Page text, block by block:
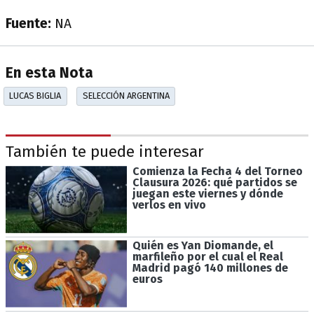
Fuente: NA
En esta Nota
LUCAS BIGLIA SELECCIÓN ARGENTINA
También te puede interesar
Comienza la Fecha 4 del Torneo
Clausura 2026: qué partidos se
juegan este viernes y dónde
verlos en vivo
Quién es Yan Diomande, el
marfileño por el cual el Real
Madrid pagó 140 millones de
euros